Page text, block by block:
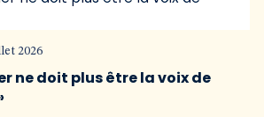
2026
ne doit plus être la voix de